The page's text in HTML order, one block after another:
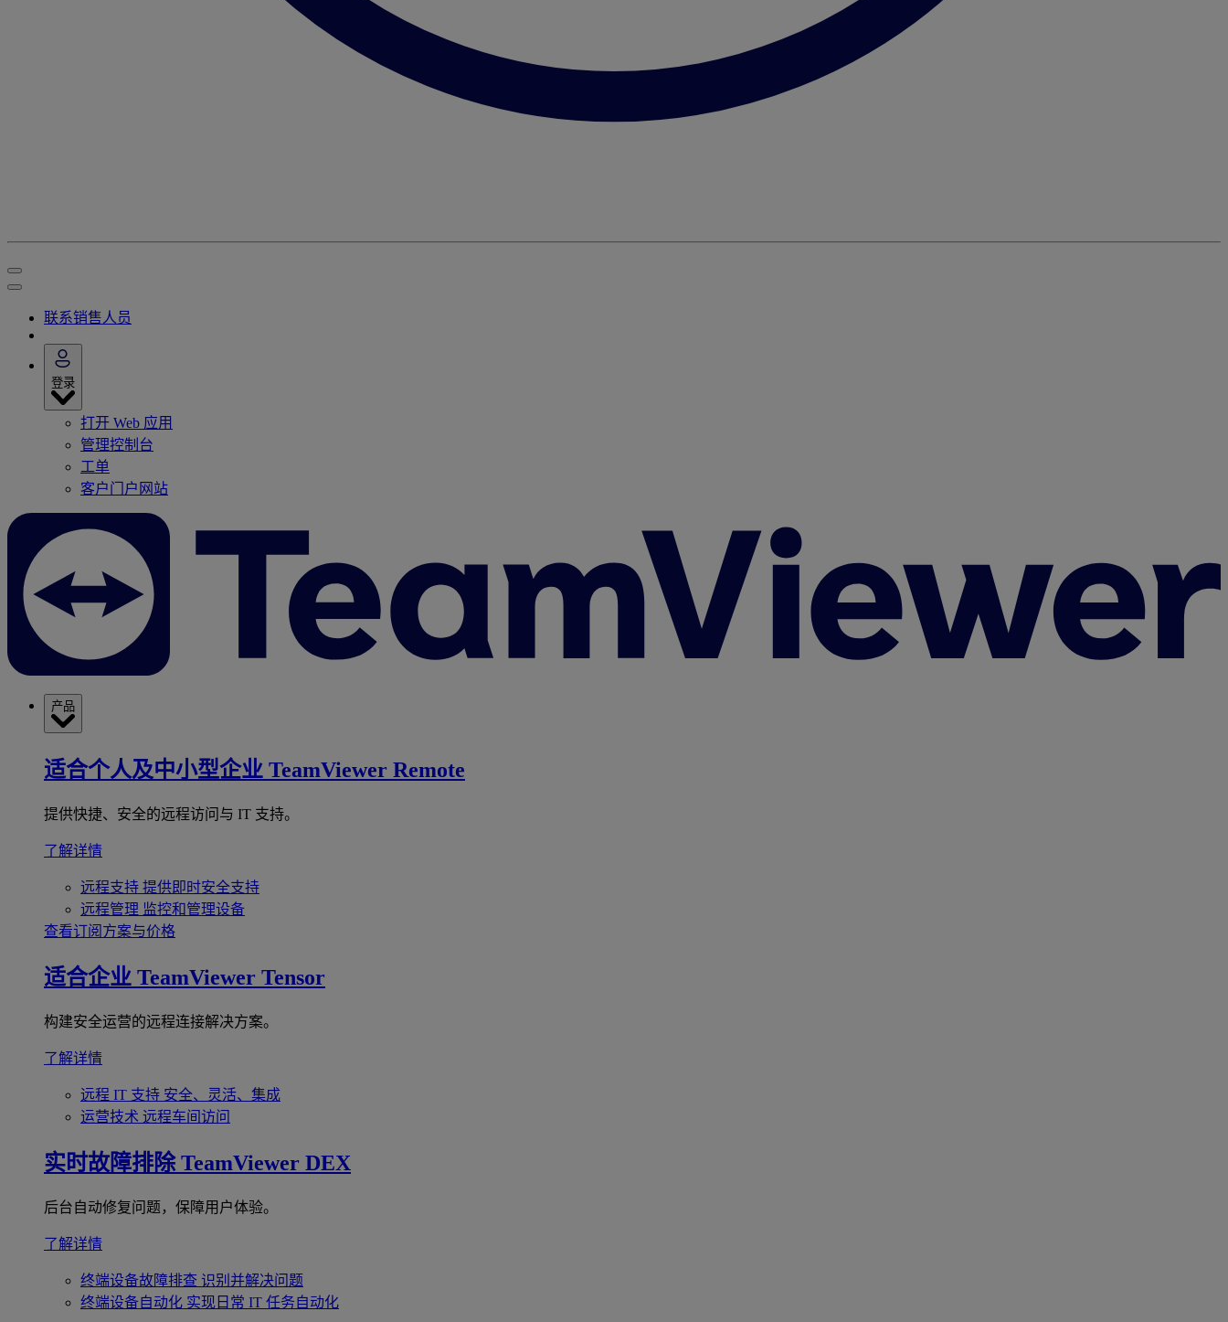
联系销售人员
登录
打开 Web 应用
管理控制台
工单
客户门户网站
产品
适合个人及中小型企业 TeamViewer Remote
提供快捷、安全的远程访问与 IT 支持。
了解详情
远程支持 提供即时安全支持
远程管理 监控和管理设备
查看订阅方案与价格
适合企业 TeamViewer Tensor
构建安全运营的远程连接解决方案。
了解详情
远程 IT 支持 安全、灵活、集成
运营技术 远程车间访问
实时故障排除 TeamViewer DEX
后台自动修复问题，保障用户体验。
了解详情
终端设备故障排查 识别并解决问题
终端设备自动化 实现日常 IT 任务自动化